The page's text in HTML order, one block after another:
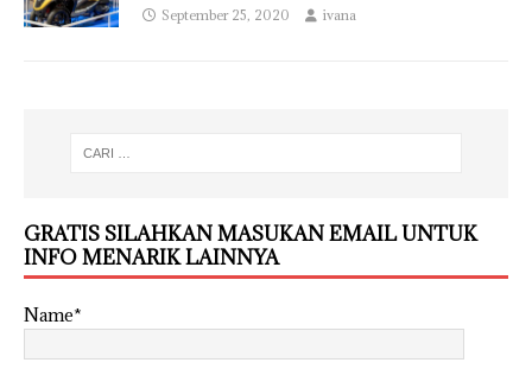
September 25, 2020 ivana
GRATIS SILAHKAN MASUKAN EMAIL UNTUK
INFO MENARIK LAINNYA
Name*